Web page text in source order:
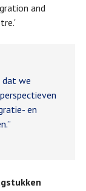
and
we
en